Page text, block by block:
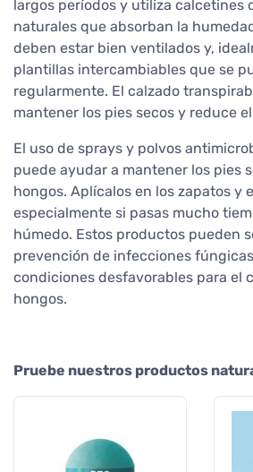
largos períodos y utiliza calcetines
naturales que absorban la
deben estar bien ventilados y,
plantillas intercambiables que se
regularmente. El calzado
mantener los pies secos y reduce
El uso de sprays y polvos
puede ayudar a mantener los pies
hongos. Aplícalos en los zapatos y
especialmente si pasas mucho
húmedo. Estos productos pueden
prevención de infecciones
condiciones desfavorables para el
hongos.
Pruebe nuestros productos